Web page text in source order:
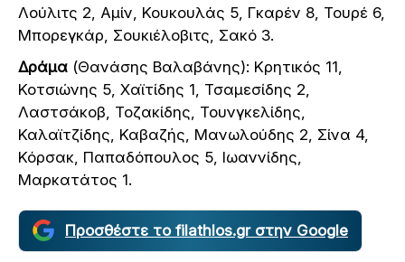
Λούλιτς 2, Αμίν, Κουκουλάς 5, Γκαρέν 8, Τουρέ 6,
Μπορεγκάρ, Σουκιέλοβιτς, Σακό 3.
Δράμα (Θανάσης Βαλαβάνης): Κρητικός 11,
Κοτσιώνης 5, Χαϊτίδης 1, Τσαμεσίδης 2,
Λαστσάκοβ, Τοζακίδης, Τουνγκελίδης,
Καλαϊτζίδης, Καβαζής, Μανωλούδης 2, Σίνα 4,
Κόρσακ, Παπαδόπουλος 5, Ιωαννίδης,
Μαρκατάτος 1.
Προσθέστε το filathlos.gr στην Google